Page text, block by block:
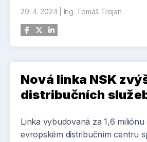
29. 4. 2024| Ing. Tomáš Trojan
Nová linka NSK
distribučních
Linka vybudovaná za 1,6
evropském distribučním centru